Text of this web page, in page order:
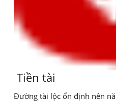
Tiền tài
Đường tài lộc ổn định nên